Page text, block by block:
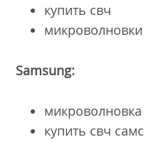
купить свч
Samsung:
купить свч